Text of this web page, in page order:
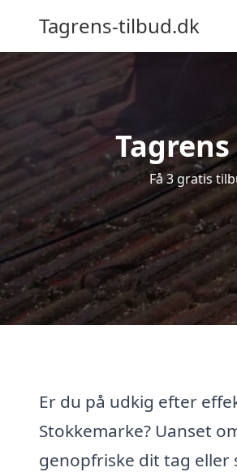
Tagrens-tilbud.dk
Få 3 gratis
Er du på udkig efter
Stokkemarke? Uanset
genopfriske dit tag eller